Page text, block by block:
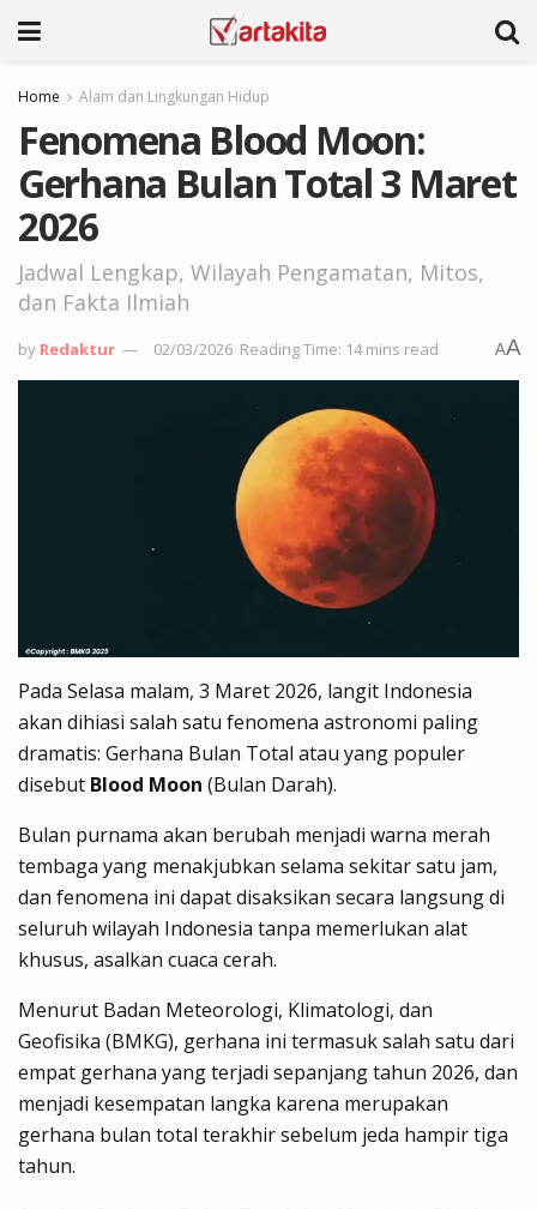
Home Alam dan Lingkungan Hidup
Fenomena Blood Moon:
Gerhana Bulan Total 3 Maret
2026
Jadwal Lengkap, Wilayah Pengamatan, Mitos,
dan Fakta Ilmiah
by Redaktur 02/03/2026 Reading Time: 14 mins read AA
Pada Selasa malam, 3 Maret 2026, langit Indonesia
akan dihiasi salah satu fenomena astronomi paling
dramatis: Gerhana Bulan Total atau yang populer
disebut Blood Moon (Bulan Darah).
Bulan purnama akan berubah menjadi warna merah
tembaga yang menakjubkan selama sekitar satu jam,
dan fenomena ini dapat disaksikan secara langsung di
seluruh wilayah Indonesia tanpa memerlukan alat
khusus, asalkan cuaca cerah.
Menurut Badan Meteorologi, Klimatologi, dan
Geofisika (BMKG), gerhana ini termasuk salah satu dari
empat gerhana yang terjadi sepanjang tahun 2026, dan
menjadi kesempatan langka karena merupakan
gerhana bulan total terakhir sebelum jeda hampir tiga
tahun.